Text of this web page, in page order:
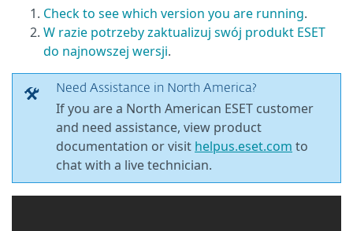
Check to see which version you are running.
W razie potrzeby zaktualizuj swój produkt ESET
do najnowszej wersji.
Need Assistance in North America?
If you are a North American ESET customer
and need assistance, view product
documentation or visit helpus.eset.com to
chat with a live technician.